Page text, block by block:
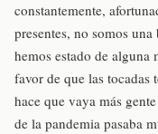
constantemente,
presentes, no somos
hemos estado de alguna
favor de que las tocadas
hace que vaya más
de la pandemia pasaba